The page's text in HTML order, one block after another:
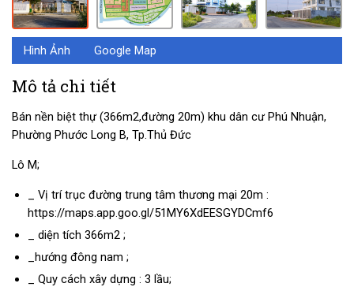
Hình Ảnh Google Map
Mô tả chi tiết
Bán nền biệt thự (366m2,đường 20m) khu dân cư Phú Nhuận,
Phường Phước Long B, Tp.Thủ Đức
Lô M;
_ Vị trí trục đường trung tâm thương mại 20m :
https://maps.app.goo.gl/51MY6XdEESGYDCmf6
_ diện tích 366m2 ;
_hướng đông nam ;
_ Quy cách xây dựng : 3 lầu;